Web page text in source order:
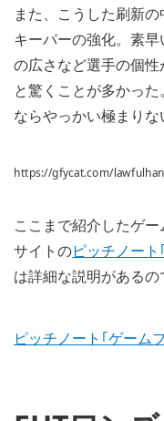
また、こうした刷新
キーパーの強化。素
の広さなど選手の個
と驚くことが多かっ
ならやっかい極まりな
https://gfycat.com/
ここまで紹介したゲ
サイトのピッチノー
は詳細な説明があるの
ピッチノート｢ゲーム